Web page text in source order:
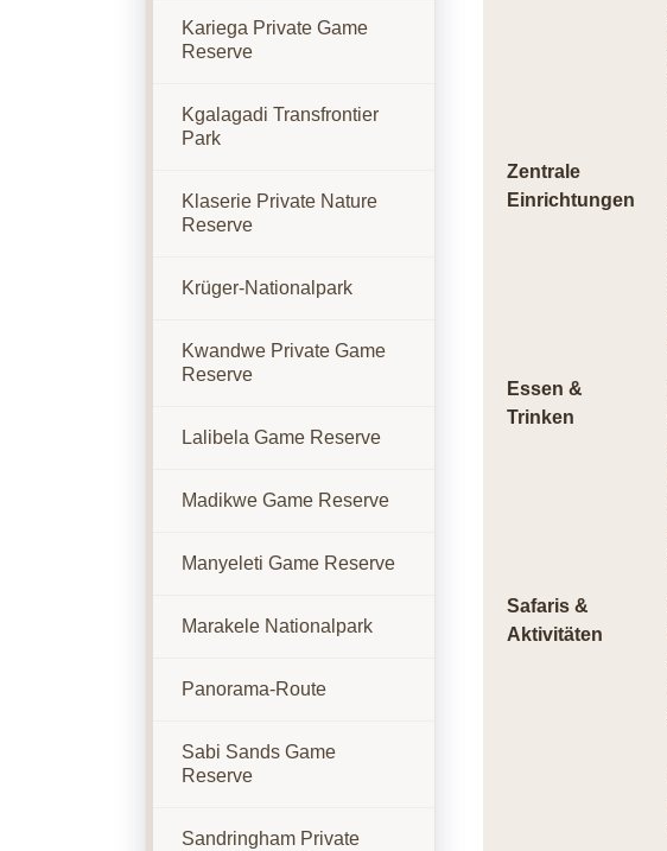
Zentrale
Einrichtungen
Essen &
Trinken
Safaris &
Aktivitäten
Kariega Private Game
Reserve
Kgalagadi Transfrontier
Park
Klaserie Private Nature
Reserve
Krüger-Nationalpark
Kwandwe Private Game
Reserve
Lalibela Game Reserve
Madikwe Game Reserve
Manyeleti Game Reserve
Marakele Nationalpark
Panorama-Route
Sabi Sands Game
Reserve
Sandringham Private